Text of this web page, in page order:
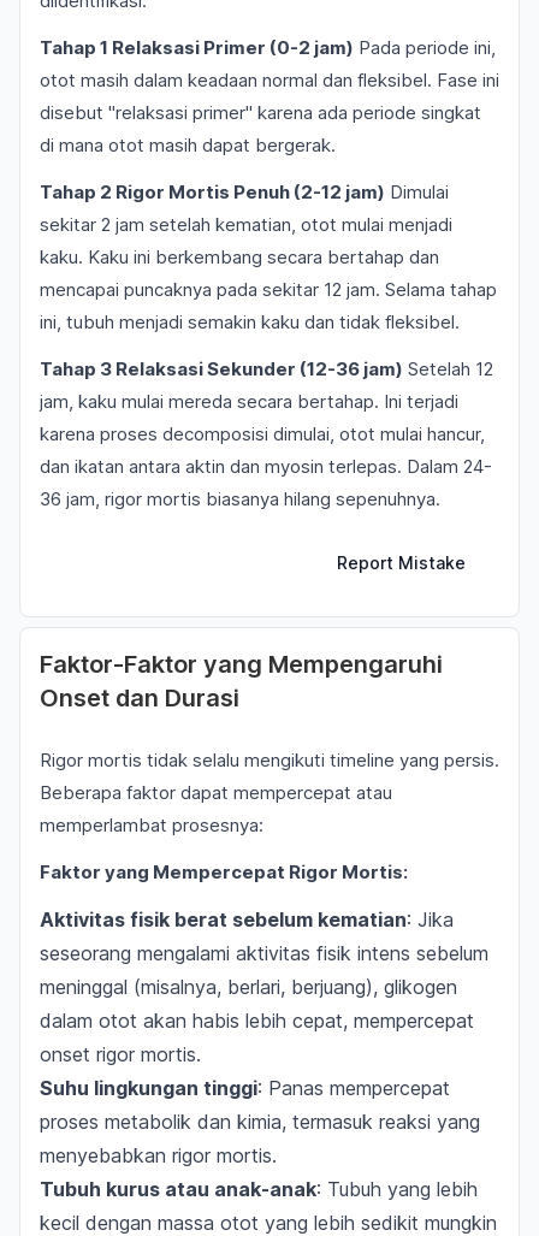
Tahap 1 Relaksasi Primer (0-2 jam) Pada periode ini,
otot masih dalam keadaan normal dan fleksibel. Fase ini
disebut "relaksasi primer" karena ada periode singkat
di mana otot masih dapat bergerak.
Tahap 2 Rigor Mortis Penuh (2-12 jam) Dimulai
sekitar 2 jam setelah kematian, otot mulai menjadi
kaku. Kaku ini berkembang secara bertahap dan
mencapai puncaknya pada sekitar 12 jam. Selama tahap
ini, tubuh menjadi semakin kaku dan tidak fleksibel.
Tahap 3 Relaksasi Sekunder (12-36 jam) Setelah 12
jam, kaku mulai mereda secara bertahap. Ini terjadi
karena proses decomposisi dimulai, otot mulai hancur,
dan ikatan antara aktin dan myosin terlepas. Dalam 24-
36 jam, rigor mortis biasanya hilang sepenuhnya.
Report Mistake
Faktor-Faktor yang Mempengaruhi
Onset dan Durasi
Rigor mortis tidak selalu mengikuti timeline yang persis.
Beberapa faktor dapat mempercepat atau
memperlambat prosesnya:
Faktor yang Mempercepat Rigor Mortis:
Aktivitas fisik berat sebelum kematian: Jika
seseorang mengalami aktivitas fisik intens sebelum
meninggal (misalnya, berlari, berjuang), glikogen
dalam otot akan habis lebih cepat, mempercepat
onset rigor mortis.
Suhu lingkungan tinggi: Panas mempercepat
proses metabolik dan kimia, termasuk reaksi yang
menyebabkan rigor mortis.
Tubuh kurus atau anak-anak: Tubuh yang lebih
kecil dengan massa otot yang lebih sedikit mungkin